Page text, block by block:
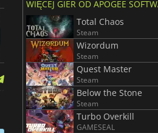
WIĘCEJ GIER OD APOGEE
Total Chaos
Steam
Wizordum
Steam
Quest Master
Steam
Below the Stone
Steam
Turbo Overkill
GAMESEAL